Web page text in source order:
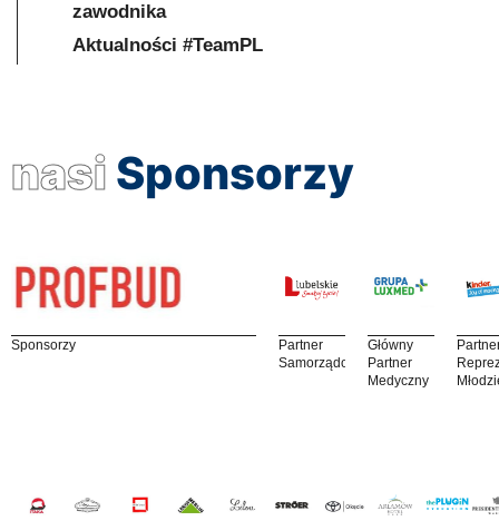
zawodnika
Aktualności #TeamPL
nasi Sponsorzy
Sponsorzy
Partner
Samorządowy
Główny
Partner
Medyczny